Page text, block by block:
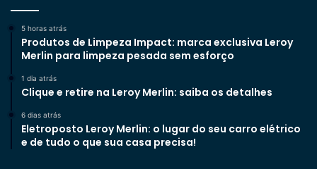
5 horas atrás
Produtos de Limpeza Impact: marca exclusiva Leroy
Merlin para limpeza pesada sem esforço
1 dia atrás
Clique e retire na Leroy Merlin: saiba os detalhes
6 dias atrás
Eletroposto Leroy Merlin: o lugar do seu carro elétrico
e de tudo o que sua casa precisa!